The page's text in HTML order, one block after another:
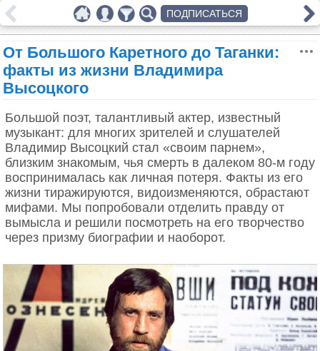
От Большого Каретного до Таганки:
факты из жизни Владимира
Высоцкого
Большой поэт, талантливый актер, известный
музыкант: для многих зрителей и слушателей
Владимир Высоцкий стал «своим парнем»,
близким знакомым, чья смерть в далеком 80-м году
воспринималась как личная потеря. Факты из его
жизни тиражируются, видоизменяются, обрастают
мифами. Мы попробовали отделить правду от
вымысла и решили посмотреть на его творчество
через призму биографии и наоборот.
ПОДПИСАТЬСЯ